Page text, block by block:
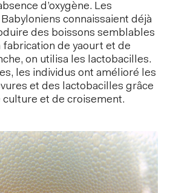
d’oxygène. Les
connaissaient déjà
des boissons semblables
fabrication de yaourt et de
on utilisa les lactobacilles.
les individus ont amélioré les
et des lactobacilles grâce
culture et de croisement.